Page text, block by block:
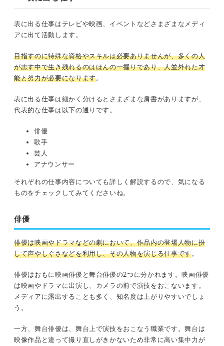
表に出る仕事はテレビや映画、イベントなどさまざまなメディ
アに出て活動します。
目指すのに特殊な資格やスキルは必要ありませんが、多くの人
が志す中で生き残れるのはほんの一握りであり、人並外れた才
能と努力が必要になります。
表に出る仕事は細かく分けるとさまざまな肩書がありますが、
代表的な仕事は以下の通りです。
俳優
歌手
芸人
アナウンサー
それぞれの仕事内容についても詳しく解説するので、気になる
ものをチェックしてみてくださいね。
俳優
俳優は映画やドラマなどの劇において、作品内の登場人物に扮
して声やしぐさなどを利用し、その人物を演じる仕事です。
俳優はおもに映画俳優と舞台俳優の2つに分かれます。映画俳優
は映画やドラマに出演し、カメラの前で演技をおこないます。
メディアに露出することも多く、知名度は上がりやすいでしょ
う。
一方、舞台俳優は、舞台上で演技をおこなう職業です。舞台は
映像作品と違って撮り直しがきかないため非常に高い集中力が